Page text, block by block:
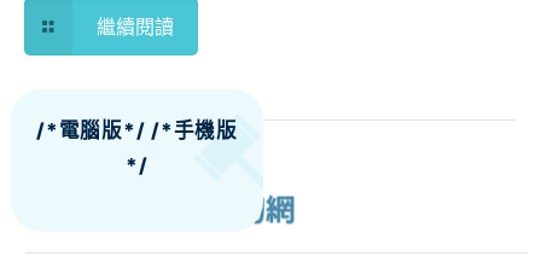
繼續閱讀
/*電腦版*//*手機版
*/